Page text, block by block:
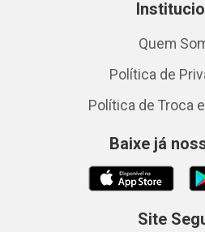
Quem
Política de
Política de Troca
Baixe já
Site